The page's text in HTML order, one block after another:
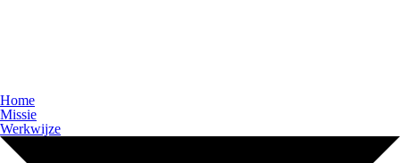
Home
Missie
Werkwijze